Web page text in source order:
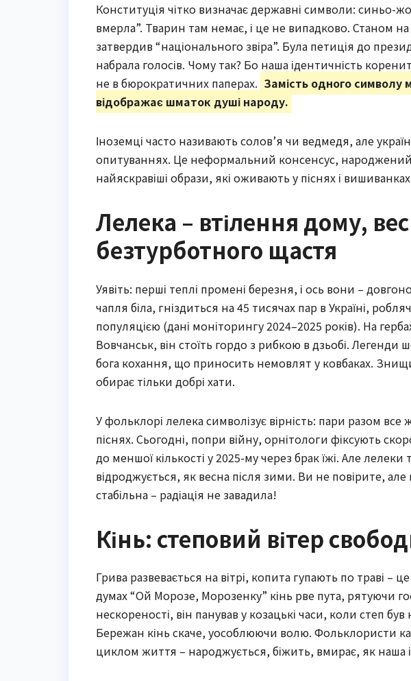
Конституція чітко визначає державні символи: синьо-
вмерла”. Тварин там немає, і це не випадково. Станом
затвердив “національного звіра”. Була петиція до
набрала голосів. Чому так? Бо наша ідентичність
не в бюрократичних паперах. Замість одного
відображає шматок душі народу.
Іноземці часто називають солов’я чи ведмедя, але
опитуваннях. Це неформальний консенсус, народжений
найяскравіші образи, які оживають у піснях і
Лелека – втілення дому,
безтурботного щастя
Уявіть: перші теплі промені березня, і ось вони –
чапля біла, гніздиться на 45 тисячах пар в Україні,
популяцією (дані моніторингу 2024–2025 років). На
Вовчанськ, він стоїть гордо з рибкою в дзьобі. Легенди
бога кохання, що приносить немовлят у ковбаках.
обирає тільки добрі хати.
У фольклорі лелека символізує вірність: пари разом
піснях. Сьогодні, попри війну, орнітологи фіксують
до меншої кількості у 2025-му через брак їжі. Але
відроджується, як весна після зими. Ви не повірите, але
стабільна – радіація не завадила!
Кінь: степовий вітер
Грива развевається на вітрі, копита гупають по траві –
думах “Ой Морозе, Морозенку” кінь рве пута, рятуючи
нескореності, він панував у козацькі часи, коли степ
Бережан кінь скаче, уособлюючи волю. Фольклористи
циклом життя – народжується, біжить, вмирає, як наша